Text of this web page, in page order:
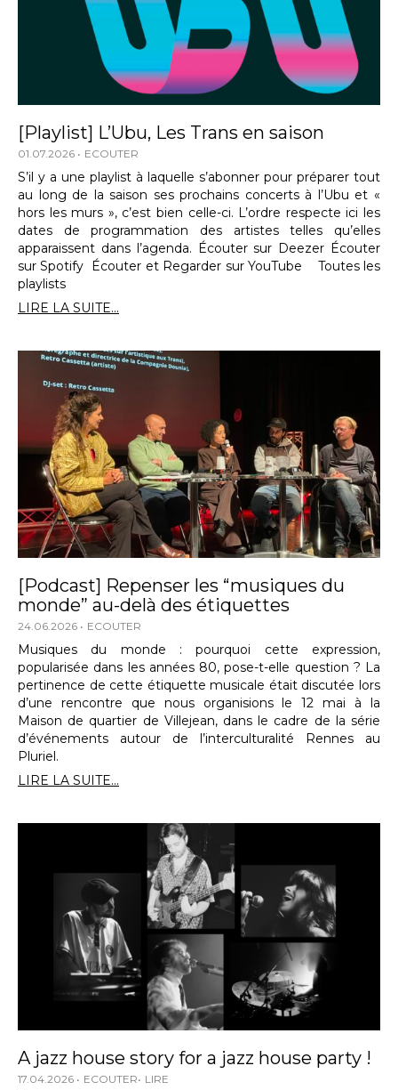
[Playlist] L’Ubu, Les Trans en saison
01.07.2026 ECOUTER
S’il y a une playlist à laquelle s’abonner pour préparer tout
au long de la saison ses prochains concerts à l’Ubu et «
hors les murs », c’est bien celle-ci. L’ordre respecte ici les
dates de programmation des artistes telles qu’elles
apparaissent dans l’agenda. Écouter sur Deezer Écouter
sur Spotify Écouter et Regarder sur YouTube Toutes les
playlists
LIRE LA SUITE...
[Podcast] Repenser les “musiques du
monde” au-delà des étiquettes
24.06.2026 ECOUTER
Musiques du monde : pourquoi cette expression,
popularisée dans les années 80, pose-t-elle question ? La
pertinence de cette étiquette musicale était discutée lors
d’une rencontre que nous organisions le 12 mai à la
Maison de quartier de Villejean, dans le cadre de la série
d’événements autour de l’interculturalité Rennes au
Pluriel.
LIRE LA SUITE...
A jazz house story for a jazz house party !
17.04.2026 ECOUTER LIRE